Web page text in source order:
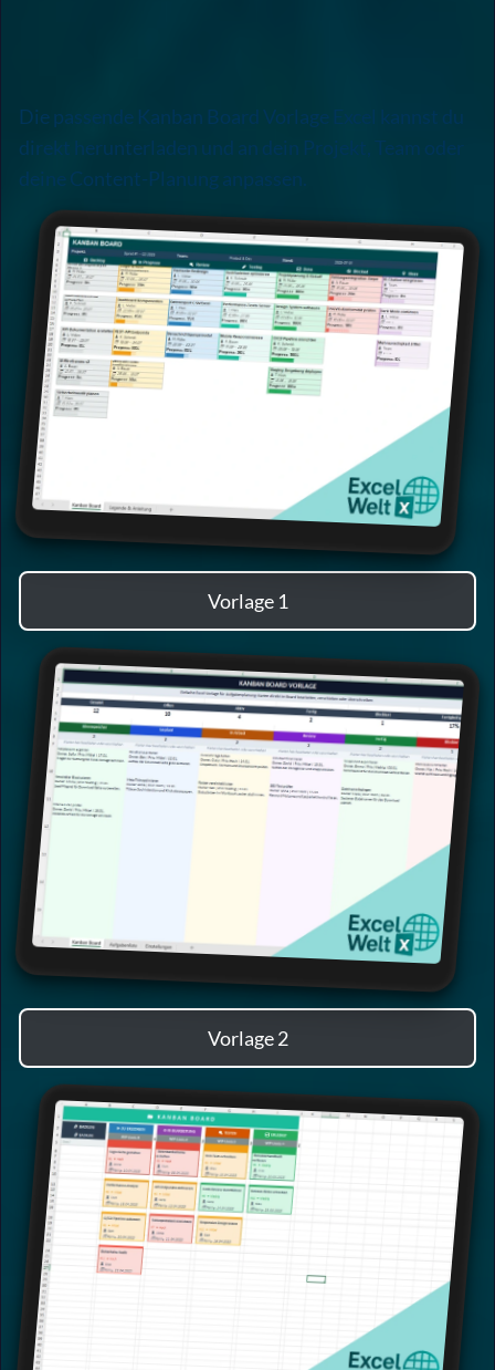
Die passende Kanban Board Vorlage Excel kannst du
direkt herunterladen und an dein Projekt, Team oder
deine Content-Planung anpassen.
Vorlage 1
Vorlage 2